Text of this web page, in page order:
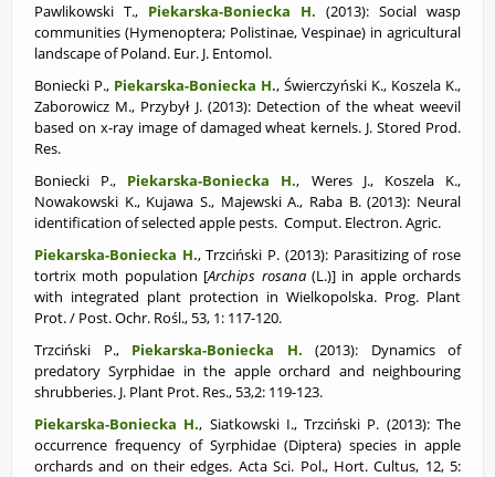
Pawlikowski T., Piekarska-Boniecka H. (2013): Social wasp
communities (Hymenoptera; Polistinae, Vespinae) in agricultural
landscape of Poland. Eur. J. Entomol.
Boniecki P., Piekarska-Boniecka H., Świerczyński K., Koszela K.,
Zaborowicz M., Przybył J. (2013): Detection of the wheat weevil
based on x-ray image of damaged wheat kernels. J. Stored Prod.
Res.
Boniecki P.,
Piekarska-Boniecka H., Weres J., Koszela K.,
Nowakowski K., Kujawa S., Majewski A., Raba B. (2013): Neural
identification of selected apple pests. Comput. Electron. Agric.
Piekarska-Boniecka H., Trzciński P. (2013): Parasitizing of rose
tortrix moth population [Archips rosana (L.)] in apple orchards
with integrated plant protection in Wielkopolska. Prog. Plant
Prot. / Post. Ochr. Rośl., 53, 1: 117-120.
Trzciński P.,
Piekarska-Boniecka H.
(2013): Dynamics of
predatory Syrphidae in the apple orchard and neighbouring
shrubberies. J. Plant Prot. Res., 53,2: 119-123.
Piekarska-Boniecka H., Siatkowski I., Trzciński P. (2013): The
occurrence frequency of Syrphidae (Diptera) species in apple
orchards and on their edges. Acta Sci. Pol., Hort. Cultus, 12, 5: